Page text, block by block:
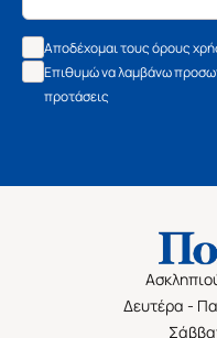
Αποδέχομαι τους όρους
Επιθυμώ να λαμβάνω
προτάσεις
Δευτέρα -